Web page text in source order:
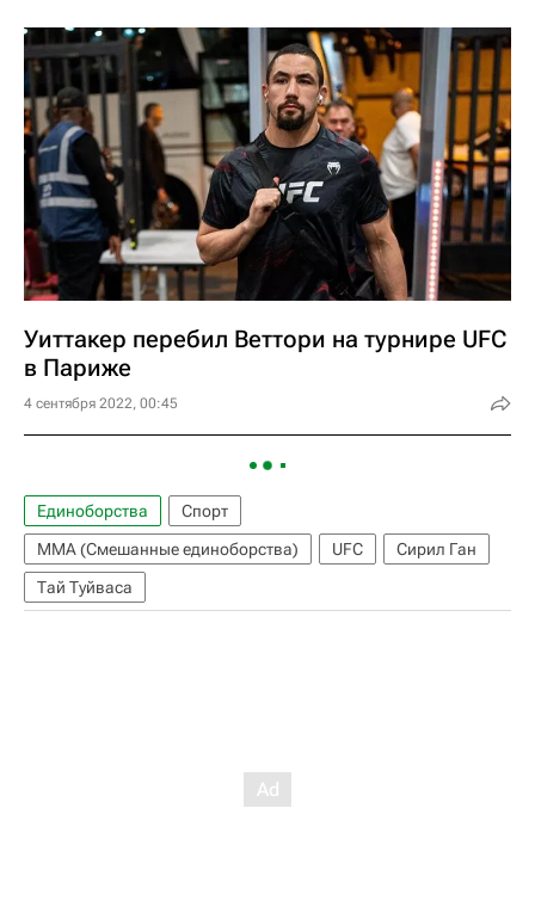
Уиттакер перебил Веттори на турнире UFC
в Париже
4 сентября 2022, 00:45
Единоборства
Спорт
ММА (Смешанные единоборства)
UFC
Сирил Ган
Тай Туйваса